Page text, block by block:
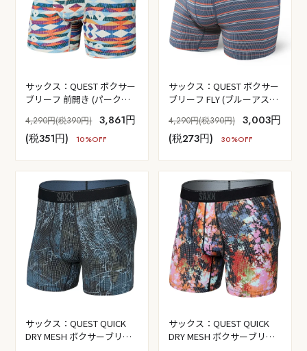
サックス：QUEST ボクサー
ブリーフ 前開き (パークロ
4,290円(税390円) 3,861円
(税351円)
10%OFF
サックス：QUEST ボクサー
ブリーフ FLY (ブルーアスト
4,290円(税390円)
3,003円
(税273円)
30%OFF
サックス：QUEST QUICK
DRY MESH ボクサーブリー
サックス：QUEST QUICK
DRY MESH ボクサーブリー